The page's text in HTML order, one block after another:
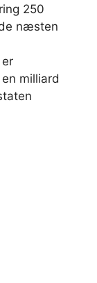
250
næsten
milliard